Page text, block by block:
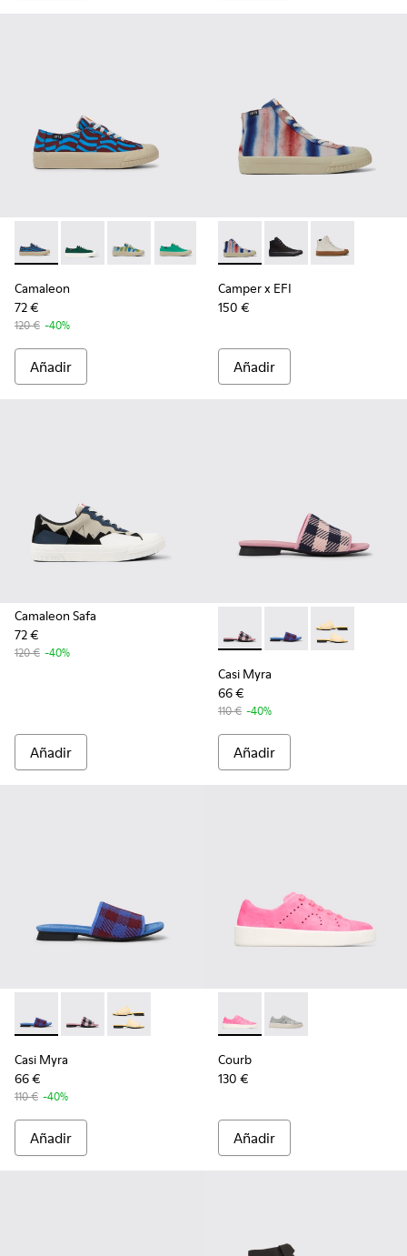
Camaleon - K201160-016 - Sneakers azules y burdeos para
Camaleon - K201160-024
Camaleon - K201160-014 - Sneakers
Camaleon - K201160-011
Camaleon - K201160-001
Camaleon
72 €
120 € -40%
Añadir
Camper x EFI - K400541-
Camper x EFI -
Camper x EFI
Camper x EFI
150 €
Añadir
Camaleon Safa
72 €
120 € -40%
Añadir
Casi Myra - K201223-005 -
Casi Myra -Casi Myra -
Casi Myra
66 €
110 € -40%
Añadir
Casi Myra - K201223-006 - Multicolor
Casi Myra - K201223-005 - Multicolor
Casi Myra - K201223-001
Casi Myra
66 €
110 € -40%
Añadir
Courb - K200828-014 - Pink
Courb - K200828-021
Courb
130 €
Añadir